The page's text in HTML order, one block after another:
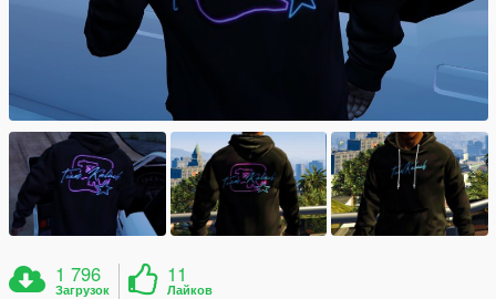
1 796
Загрузок
11
Лайков